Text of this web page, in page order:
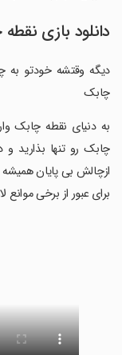
دانلود بازی
دیگه وقتشه خودتو به
چابک
‏به دنیای نقطه چابک
چابک رو تنها بذارید
ازچالش بی پایان همیشه
برای عبور از برخی